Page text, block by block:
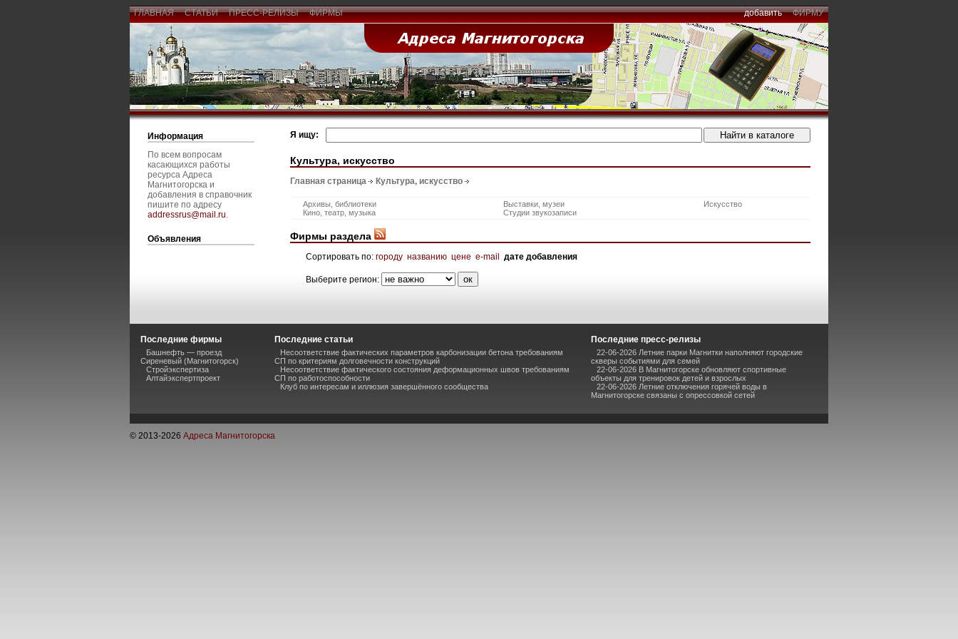
ГЛАВНАЯ СТАТЬИ ПРЕСС-РЕЛИЗЫ ФИРМЫ добавить ФИРМУ
Информация
По всем вопросам
касающихся работы
ресурса Адреса
Магнитогорска и
добавления в справочник
пишите по адресу
addressrus@mail.ru.
Объявления
Я ищу:
Культура, искусство
Главная страница Культура, искусство
Архивы, библиотеки Выставки, музеи
Искусство
Кино, театр, музыка
Студии звукозаписи
Фирмы раздела
Сортировать по: городу названию цене e-mail дате добавления
Выберите регион:
Последние фирмы
Башнефть — проезд
Сиреневый (Магнитогорск)
Стройэкспертиза
Алтайэкспертпроект
Последние статьи
Несоответствие фактических параметров карбонизации бетона требованиям
СП по критериям долговечности конструкций
Несоответствие фактического состояния деформационных швов требованиям
СП по работоспособности
Клуб по интересам и иллюзия завершённого сообщества
Последние пресс-релизы
22-06-2026 Летние парки Магнитки наполняют городские
скверы событиями для семей
22-06-2026 В Магнитогорске обновляют спортивные
объекты для тренировок детей и взрослых
22-06-2026 Летние отключения горячей воды в
Магнитогорске связаны с опрессовкой сетей
© 2013-2026 Адреса Магнитогорска